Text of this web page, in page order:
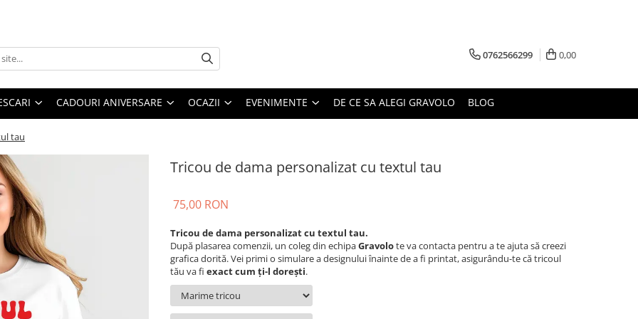
0762566299 0,00
CADOURI ANIVERSARE OCAZII EVENIMENTE DE CE SA ALEGI GRAVOLO BLOG
tau
Tricou de dama personalizat cu textul tau
75,00 RON
Tricou de dama personalizat cu textul tau.
După plasarea comenzii, un coleg din echipaGravolote va contacta pentru a te ajuta să creezi
grafica dorită. Vei primi o simulare a designului înainte de a fi printat, asigurându-te că tricoul
tău va fi exact cum ți-l dorești.